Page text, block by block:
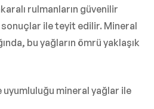
rulmanların güvenilir
ile teyit edilir. Mineral
bu yağların ömrü yaklaşık
mineral yağlar ile